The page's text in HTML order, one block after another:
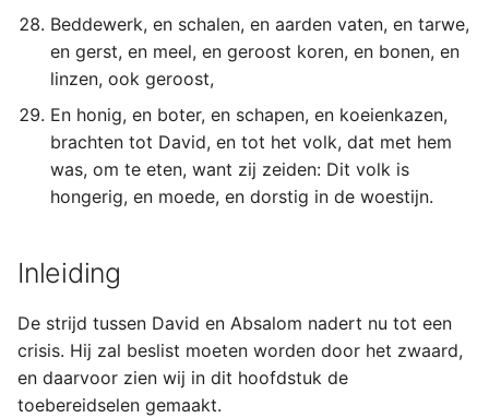
Beddewerk, en schalen, en aarden vaten, en tarwe,
en gerst, en meel, en geroost koren, en bonen, en
linzen, ook geroost,
En honig, en boter, en schapen, en koeienkazen,
brachten tot David, en tot het volk, dat met hem
was, om te eten, want zij zeiden: Dit volk is
hongerig, en moede, en dorstig in de woestijn.
Inleiding
De strijd tussen David en Absalom nadert nu tot een
crisis. Hij zal beslist moeten worden door het zwaard,
en daarvoor zien wij in dit hoofdstuk de
toebereidselen gemaakt.